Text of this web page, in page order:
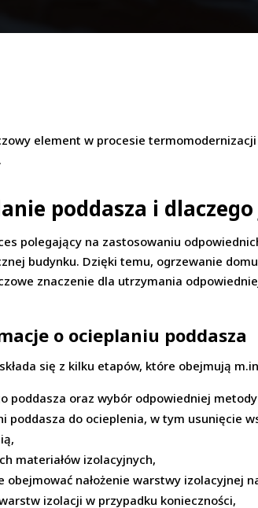
element w procesie
poddasza i
polegający na zastosowaniu
budynku. Dzięki temu, ogrzewanie
znaczenie dla utrzymania
o ocieplaniu poddasza
się z kilku etapów, które obejmują
poddasza oraz wybór odpowiedniej
poddasza do ocieplenia, w tym usunięcie
materiałów izolacyjnych,
obejmować nałożenie warstwy izolacyjnej
izolacji w przypadku konieczności,